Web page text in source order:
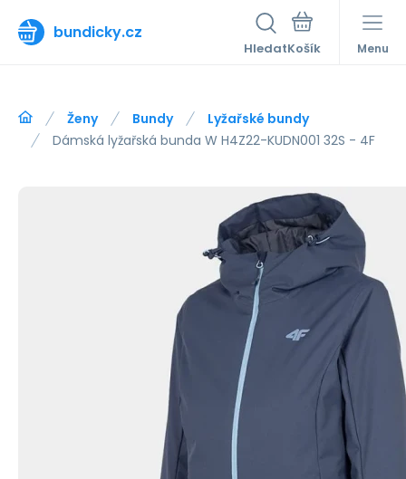
bundicky.cz
Hledat Menu
Ženy Bundy
Lyžařské bundy
Dámská lyžařská bunda W H4Z22-KUDN001 32S - 4F